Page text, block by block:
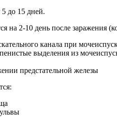
до 15 дней.
на 2-10 день после заражения
канала при
выделения из
предстательной железы